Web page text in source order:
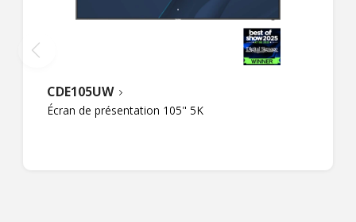
CDE105UW
Écran de présentation 105" 5K